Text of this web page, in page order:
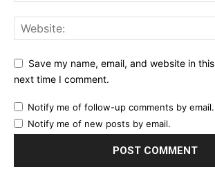
Save my name, email, and website in
next time I comment.
Notify me of follow-up comments by email.
Notify me of new posts by email.